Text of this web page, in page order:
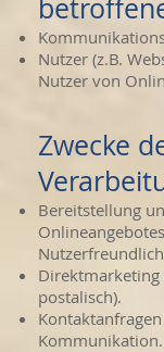
Nutzer (z.B.
Nutzer von
Zwecke
Bereitstellung
Direktmarketing
postalisch).
Kommunikation.